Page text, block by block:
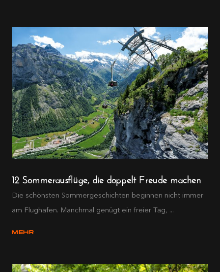
12 Sommerausflüge, die doppelt Freude machen
Die schönsten Sommergeschichten beginnen nicht immer
am Flughafen. Manchmal genügt ein freier Tag, ...
MEHR